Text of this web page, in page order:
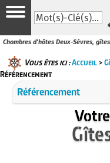
Chambres d'hôtes Deux-Sèvres,
Vous êtes ici :Accueil >
Référencement
Référencement